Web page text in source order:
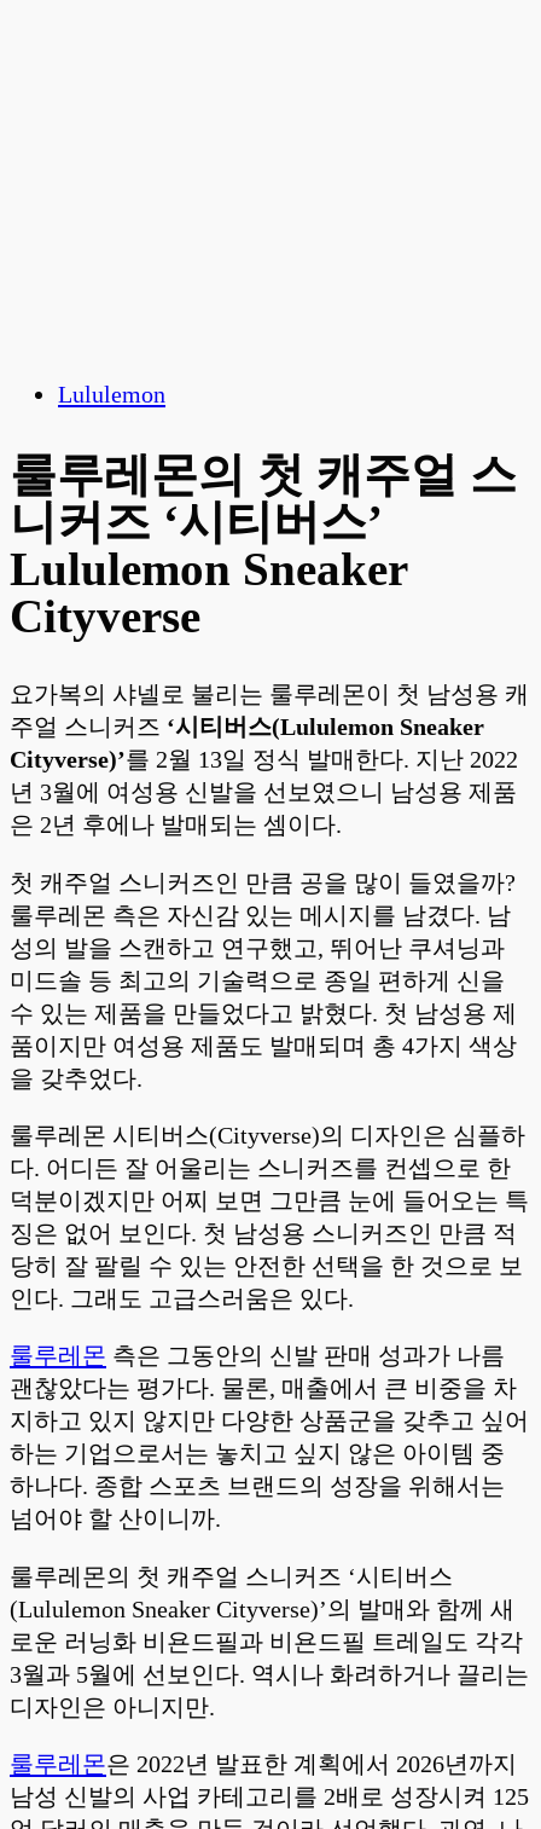
Lululemon
룰루레몬의 첫 캐주얼 스
니커즈 ‘시티버스’
Lululemon Sneaker
Cityverse
요가복의 샤넬로 불리는 룰루레몬이 첫 남성용 캐
주얼 스니커즈 ‘시티버스(Lululemon Sneaker
Cityverse)’를 2월 13일 정식 발매한다. 지난 2022
년 3월에 여성용 신발을 선보였으니 남성용 제품
은 2년 후에나 발매되는 셈이다.
첫 캐주얼 스니커즈인 만큼 공을 많이 들였을까?
룰루레몬 측은 자신감 있는 메시지를 남겼다. 남
성의 발을 스캔하고 연구했고, 뛰어난 쿠셔닝과
미드솔 등 최고의 기술력으로 종일 편하게 신을
수 있는 제품을 만들었다고 밝혔다. 첫 남성용 제
품이지만 여성용 제품도 발매되며 총 4가지 색상
을 갖추었다.
룰루레몬 시티버스(Cityverse)의 디자인은 심플하
다. 어디든 잘 어울리는 스니커즈를 컨셉으로 한
덕분이겠지만 어찌 보면 그만큼 눈에 들어오는 특
징은 없어 보인다. 첫 남성용 스니커즈인 만큼 적
당히 잘 팔릴 수 있는 안전한 선택을 한 것으로 보
인다. 그래도 고급스러움은 있다.
룰루레몬 측은 그동안의 신발 판매 성과가 나름
괜찮았다는 평가다. 물론, 매출에서 큰 비중을 차
지하고 있지 않지만 다양한 상품군을 갖추고 싶어
하는 기업으로서는 놓치고 싶지 않은 아이템 중
하나다. 종합 스포츠 브랜드의 성장을 위해서는
넘어야 할 산이니까.
룰루레몬의 첫 캐주얼 스니커즈 ‘시티버스
(Lululemon Sneaker Cityverse)’의 발매와 함께 새
로운 러닝화 비욘드필과 비욘드필 트레일도 각각
3월과 5월에 선보인다. 역시나 화려하거나 끌리는
디자인은 아니지만.
룰루레 몬은 2022년 발표한 계획에서 2026년까지
남성 신발의 사업 카테고리를 2배로 성장시켜 125